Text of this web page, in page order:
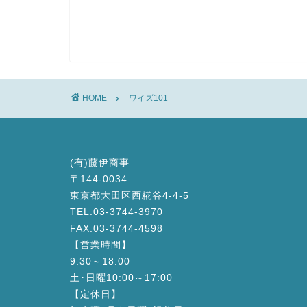
HOME ワイズ101
(有)藤伊商事
〒144-0034
東京都大田区西糀谷4-4-5
TEL.03-3744-3970
FAX.03-3744-4598
【営業時間】
9:30～18:00
土･日曜10:00～17:00
【定休日】